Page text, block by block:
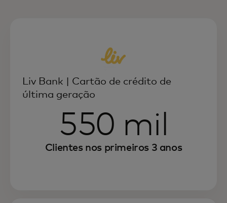
Liv Bank | Cartão de crédito de
última geração
550 mil
Clientes nos primeiros 3 anos